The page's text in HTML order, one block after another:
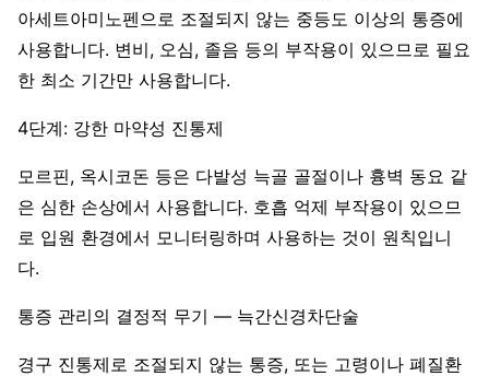
아세트아미노펜으로 조절되지 않는 중등도 이상의 통증에
사용합니다. 변비, 오심, 졸음 등의 부작용이 있으므로 필요
한 최소 기간만 사용합니다.
4단계: 강한 마약성 진통제
모르핀, 옥시코돈 등은 다발성 늑골 골절이나 흉벽 동요 같
은 심한 손상에서 사용합니다. 호흡 억제 부작용이 있으므
로 입원 환경에서 모니터링하며 사용하는 것이 원칙입니
다.
통증 관리의 결정적 무기 — 늑간신경차단술
경구 진통제로 조절되지 않는 통증, 또는 고령이나 폐질환